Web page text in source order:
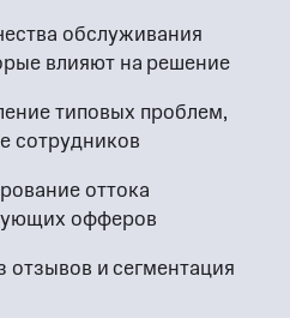
обслуживания
влияют на решение
типовых проблем,
сотрудников
оттока
офферов
отзывов и сегментация